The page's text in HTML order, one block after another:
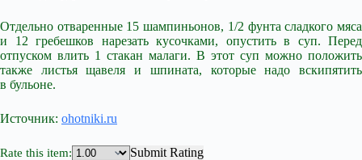
Отдельно отваренные 15 шампиньонов, 1/2 фунта сладкого мяса
и 12 гребешков нарезать кусочками, опустить в суп. Перед
отпуском влить 1 стакан малаги. В этот суп можно положить
также листья щавеля и шпината, которые надо вскипятить
в бульоне.
Источник: ohotniki.ru
Rate this item:
Submit Rating